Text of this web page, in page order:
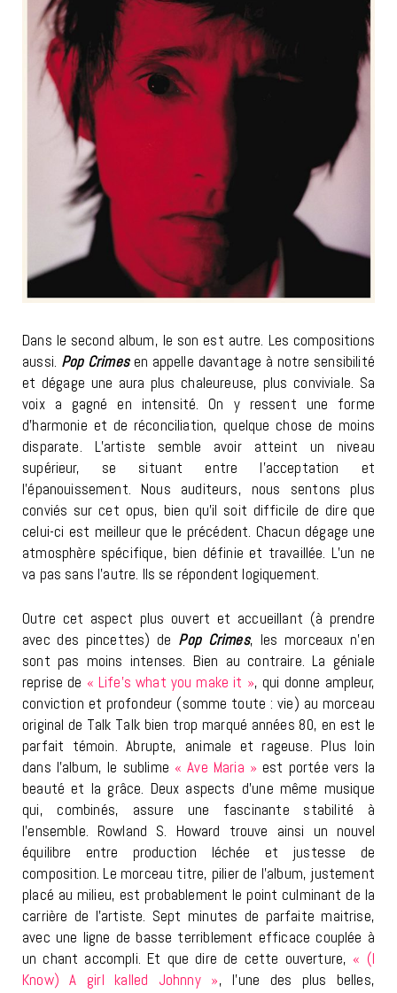
Dans le second album, le son est autre. Les compositions
aussi. Pop Crimes en appelle davantage à notre sensibilité
et dégage une aura plus chaleureuse, plus conviviale. Sa
voix a gagné en intensité. On y ressent une forme
d’harmonie et de réconciliation, quelque chose de moins
disparate. L’artiste semble avoir atteint un niveau
supérieur, se situant entre l’acceptation et
l’épanouissement. Nous auditeurs, nous sentons plus
conviés sur cet opus, bien qu’il soit difficile de dire que
celui-ci est meilleur que le précédent. Chacun dégage une
atmosphère spécifique, bien définie et travaillée. L’un ne
va pas sans l’autre. Ils se répondent logiquement.
Outre cet aspect plus ouvert et accueillant (à prendre
avec des pincettes) de Pop Crimes, les morceaux n’en
sont pas moins intenses. Bien au contraire. La géniale
reprise de « Life’s what you make it », qui donne ampleur,
conviction et profondeur (somme toute : vie) au morceau
original de Talk Talk bien trop marqué années 80, en est le
parfait témoin. Abrupte, animale et rageuse. Plus loin
dans l’album, le sublime « Ave Maria » est portée vers la
beauté et la grâce. Deux aspects d’une même musique
qui, combinés, assure une fascinante stabilité à
l’ensemble. Rowland S. Howard trouve ainsi un nouvel
équilibre entre production léchée et justesse de
composition. Le morceau titre, pilier de l’album, justement
placé au milieu, est probablement le point culminant de la
carrière de l’artiste. Sept minutes de parfaite maitrise,
avec une ligne de basse terriblement efficace couplée à
un chant accompli. Et que dire de cette ouverture, « (I
Know) A girl kalled Johnny », l’une des plus belles,